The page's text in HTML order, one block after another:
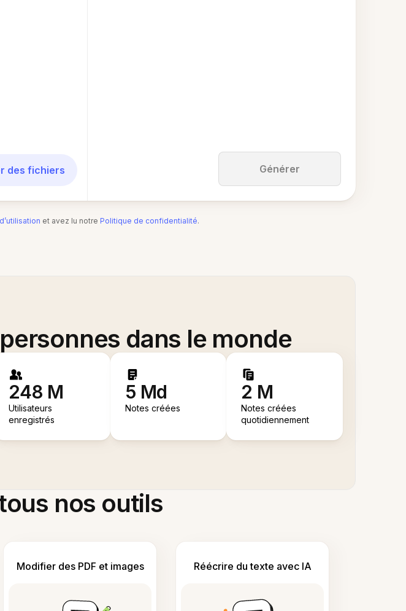
des fichiers Générer
et avez lu notre Politique de confidentialité.
dans le monde
248 M
Utilisateurs
enregistrés
5 Md
Notes créées
2 M
Notes créées
quotidiennement
nos outils
Modifier des PDF et images Réécrire du texte avec IA